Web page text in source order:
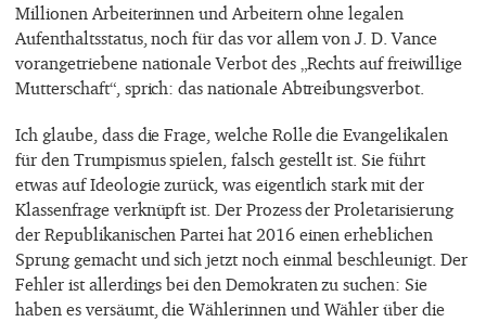
Millionen Arbeiterinnen und Arbeitern ohne legalen
Aufenthaltsstatus, noch für das vor allem von J. D. Vance
vorangetriebene nationale Verbot des „Rechts auf freiwillige
Mutterschaft“, sprich: das nationale Abtreibungsverbot.
Ich glaube, dass die Frage, welche Rolle die Evangelikalen
für den Trumpismus spielen, falsch gestellt ist. Sie führt
etwas auf Ideologie zurück, was eigentlich stark mit der
Klassenfrage verknüpft ist. Der Prozess der Proletarisierung
der Republikanischen Partei hat 2016 einen erheblichen
Sprung gemacht und sich jetzt noch einmal beschleunigt. Der
Fehler ist allerdings bei den Demokraten zu suchen: Sie
haben es versäumt, die Wählerinnen und Wähler über die